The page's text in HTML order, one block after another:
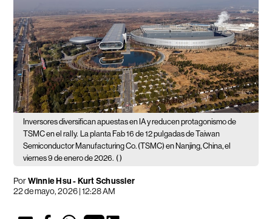
Inversores diversifican apuestas en IA y reducen protagonismo de
TSMC en el rally.
La planta Fab 16 de 12 pulgadas de Taiwan
Semiconductor Manufacturing Co. (TSMC) en Nanjing, China, el
viernes 9 de enero de 2026. ( )
PorWinnie Hsu - Kurt Schussler
22 de mayo, 2026 | 12:28 AM